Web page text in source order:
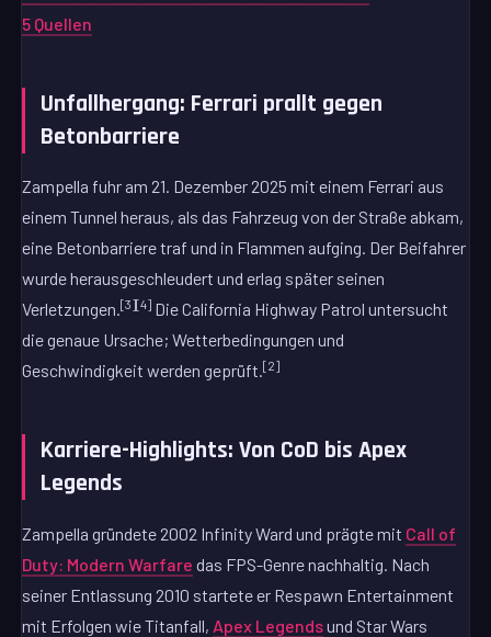
5 Quellen
Unfallhergang: Ferrari prallt gegen
Betonbarriere
Zampella fuhr am 21. Dezember 2025 mit einem Ferrari aus
einem Tunnel heraus, als das Fahrzeug von der Straße abkam,
eine Betonbarriere traf und in Flammen aufging. Der Beifahrer
wurde herausgeschleudert und erlag später seinen
Verletzungen.[3][4] Die California Highway Patrol untersucht
die genaue Ursache; Wetterbedingungen und
Geschwindigkeit werden geprüft.[2]
Karriere-Highlights: Von CoD bis Apex
Legends
Zampella gründete 2002 Infinity Ward und prägte mit Call of
Duty: Modern Warfare das FPS-Genre nachhaltig. Nach
seiner Entlassung 2010 startete er Respawn Entertainment
mit Erfolgen wie Titanfall, Apex Legendsund Star Wars